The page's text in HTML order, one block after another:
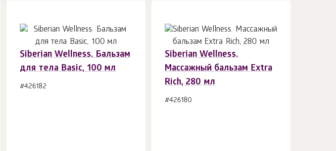
Siberian Wellness. Бальзам
для тела Basic, 100 мл
#426182
Siberian Wellness.
Массажный бальзам Extra
Rich, 280 мл
#426180
В корзину 1